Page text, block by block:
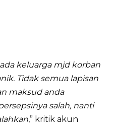
keluarga mjd korban
Tidak semua lapisan
maksud anda
salah, nanti
,” kritik akun